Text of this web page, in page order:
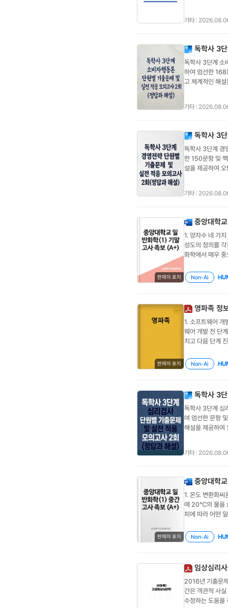
류, 가구, 전자
에 대한 업무 수
운영- 조직환경
공) 아니면 도(실
결정→상급자 /
#동기부여이론
동기부여요인
인: 직무환경
비숫한 위치에
품의 운송, 보관,
정에 투입되기
최소화: 화물빈
소화판매물류완
화점 매장의 가
동선인스토어형:
규모가 크면 그
위 큼운송비&판
쟁분석업태 간
신규 소매 진출
계성에 영향점포
소매인력법칙,
축물대장건축물
면등기사항전부
민법의 특별법-
개월전-1개월 전
게 상당한 보상
제한 가능매월
시장, 시장, 군수
설림 예정지로
화구역: 청소년
하는 것과 관련
(convenience원
→제품권유, 구매
리: 고객 특성에
이탈 방지, 장기
리), 데이터마이
(교차판매): 고객
원 동선은 짧게
을 위해 핵심요
(내부)#수요예
소를 투여한다.
이유는?1) 체온
기타
독학사 3
독학사 3단계 소
하여 엄선한 168
고 체계적인 해
보탐색* 03장.
관식 17문항 +
심 기출 복원
리가 먼 것은 무
사회학은 가족,
특정 사회의 문
에 가 방향성
온라인 쇼핑몰에
가 방식이다.[정
정보로 이동하
Processing)이
은?① 환기집합
무적으로 완전
이며, 고려집합
한계 비용보다
다.③ 객관적 위
익은 지속적으
기 때문에 한계
서 특정 대상에
하는(중요하게
성된다.* 04장.
③ 제품 구매 결
을 내렸을 때[정
쉽다면 부조화를
화를 감소시키기
도적으로 찾는
를 겪는 소비자
가?① 식역하
Difference)④
수 있는 최소한
(Weber's Law)
는 그 변화폭을
기존의 충성 고
걸쳐 점진적으로
치지 못하는 아
지각
인지적 구두쇠
비자의 무의식에
기타
독학사 3
독학사 3단계 경
한 150문항 및
설을 제공하여
부 역량 및 자원
의고사 2회 (객
의 및 개요질문
의 변화에 수동
우위를 창출하는
다.④ 조직의 장
관점의 전략을
에 있습니다.와
늘리는 것이다.②
진은 주주보다
절반을 강제적
다"라고 역설하
일한 사회적 책
장 근본적인 책
해설: 피라미드
기업이 생존하
적인 원인으로
경 청산하고 다
다.④ 오답 해설:
정 혁신
성'과 '정시 도착
출한다.정답: ②
석을 통해 도출
되고 완전히 새
트워크 외부성
다.③ 초기 진입
우③ 대기업이 막
받아 두 달 만에
거나 획득 가능
을 의미하며, 이
슬(Value
기타
판매자 표지
중앙대학
1. 양자수 네 가
성도의 정의를
화학에서 매우
온들의 루이스
XeF4(d)
의 원자량이 32
고 밀도가 19.3
(BCC)인지 계산
(C2H6 + 7/2 O2
과정을 서술하
투압이 5.20
응식 (4
분해되는 반응의
피를 계산해라
Non-Ai
판매자 표지
영파족 정
1. 소프트웨어
웨어 개발 전 단
치고 다음 단계
(Spiral) : 보헴이
유지보수 과정이
도구보다 개인과
자·고객이 소통
Non-Ai
독학사 3
독학사 3단계 심
여 엄선한 문항
해설을 제공하여
력평가* 04장.
의 개요 및 윤리
범과 점수 해석,
검사를 재실시
객관도④ 실용도
Reliability)에 해
선발 및 배치를
운 교정 공식을
뢰도③ 동등성
간의 분산과 공
문5. 타당도의
문가의 논리적
용 타당도
기타
판매자 표지
중앙대학
1. 온도 변환화
에 20℃의 물을 x
피에 따라 어떤
(71.922
하시오.4. 탄화
로부터 배수비례
하시오.5. 화학
(e) 아이오딘화
연소 반응식액체
오.8. 침전 반응
Non-Ai
임상심리
2016년 기출문
간은 객관적 사
수정하는 도움